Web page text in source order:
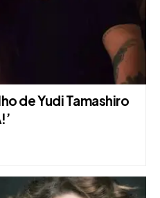
de Yudi Tamashiro